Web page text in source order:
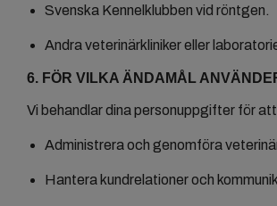
Svenska Kennelklubben vid röntgen.
Andra veterinärkliniker eller
6. FÖR VILKA ÄNDAMÅL
Vi behandlar dina personuppgifter för
Administrera och genomföra
Hantera kundrelationer och